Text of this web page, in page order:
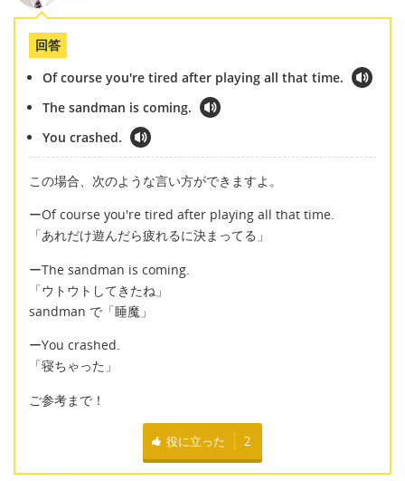
回答
Of course you're tired after playing all that time.
The sandman is coming.
You crashed.
この場合、次のような言い方ができますよ。
ーOf course you're tired after playing all that time.
「あれだけ遊んだら疲れるに決まってる」
ーThe sandman is coming.
「ウトウトしてきたね」
sandman で「睡魔」
ーYou crashed.
「寝ちゃった」
ご参考まで！
役に立った 2